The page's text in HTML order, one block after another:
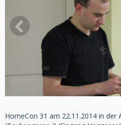
HomeCon 31 am 22.11.2014 in der